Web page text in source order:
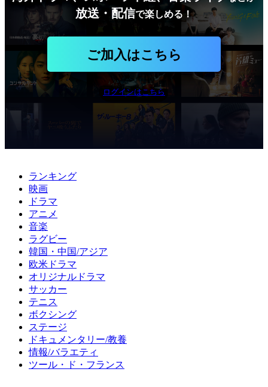
放送・配信で楽しめる！
ご加入はこちら
ログインはこちら
ランキング
映画
ドラマ
アニメ
音楽
ラグビー
韓国・中国/アジア
欧米ドラマ
オリジナルドラマ
サッカー
テニス
ボクシング
ステージ
ドキュメンタリー/教養
情報/バラエティ
ツール・ド・フランス